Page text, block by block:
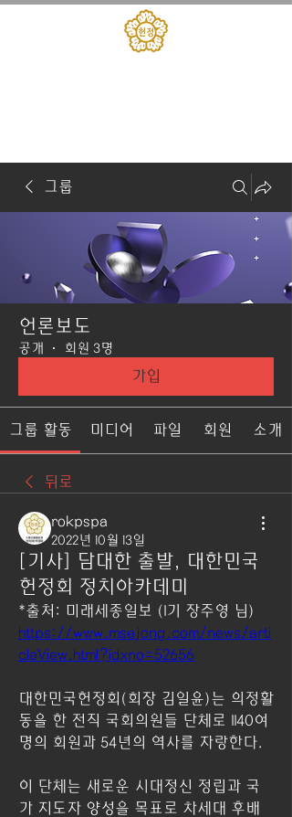
그룹
언론보도
공개 · 회원 3명
가입
그룹 활동 미디어 파일 회원 소개
뒤로
rokpspa
2022년 10월 13일
[기사] 담대한 출발, 대한민국
헌정회 정치아카데미
https://www.msejong.com/news/arti
cleView.html?idxno=52656
대한민국헌정회(회장 김일윤)는 의정활
동을 한 전직 국회의원들 단체로 1140여
명의 회원과 54년의 역사를 자랑한다.
이 단체는 새로운 시대정신 정립과 국
가 지도자 양성을 목표로 차세대 후배